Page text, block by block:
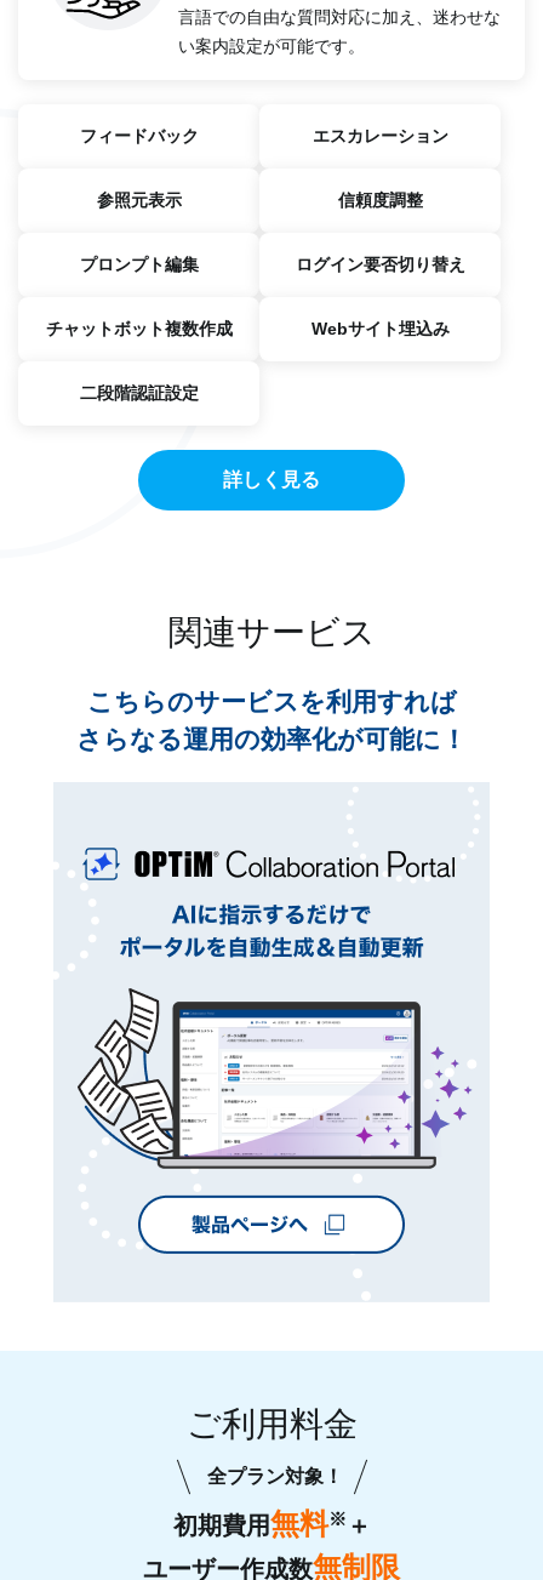
言語での自由な質問対応に加え、迷わせな
い案内設定が可能です。
フィードバック エスカレーション
参照元表示 信頼度調整
プロンプト編集 ログイン要否切り替え
チャットボット複数作成 Webサイト埋込み
二段階認証設定
詳しく見る
関連サービス
こちらのサービスを利用すれば
さらなる運用の効率化が可能に！
ご利用料金
全プラン対象！
初期費用無料※ ＋
ユーザー作成数無制限